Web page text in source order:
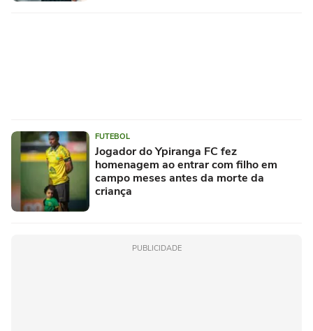
FUTEBOL
Jogador do Ypiranga FC fez
homenagem ao entrar com filho em
campo meses antes da morte da
criança
PUBLICIDADE